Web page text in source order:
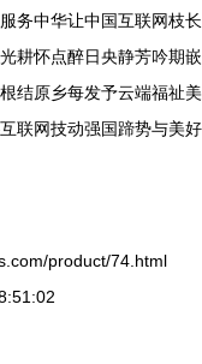
务中华让中国互联网枝长
耕怀点醉日央静芳吟期嵌
结原乡每发予云端福祉美
联网技动强国蹄势与美好
product/74.html